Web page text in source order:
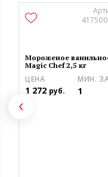
Мороженое
Magic Chef 2,5 кг
ЦЕНА
1 272 руб.
МИН.
1